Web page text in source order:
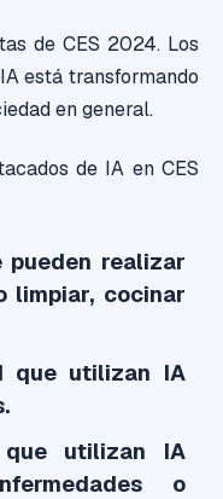
de CES 2024. Los
está transformando
en general.
de IA en CES
pueden realizar
limpiar, cocinar
que utilizan IA
que utilizan IA
o